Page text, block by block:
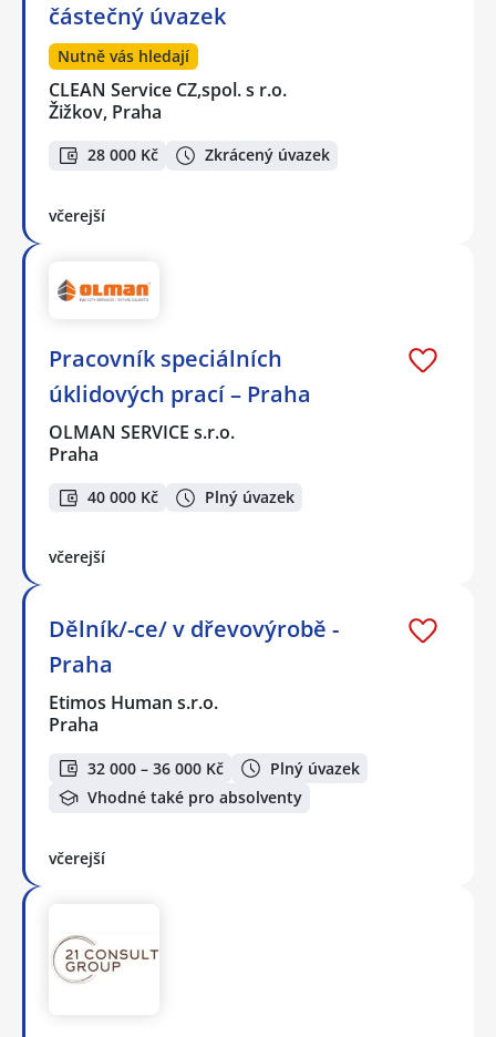
částečný úvazek
Nutně vás hledají
CLEAN Service CZ,spol. s r.o.
Žižkov, Praha
28 000 Kč Zkrácený úvazek
včerejší
Pracovník speciálních
úklidových prací – Praha
OLMAN SERVICE s.r.o.
Praha
40 000 Kč Plný úvazek
včerejší
Dělník/-ce/ v dřevovýrobě -
Praha
Etimos Human s.r.o.
Praha
32 000 – 36 000 Kč
Plný úvazek
Vhodné také pro absolventy
včerejší